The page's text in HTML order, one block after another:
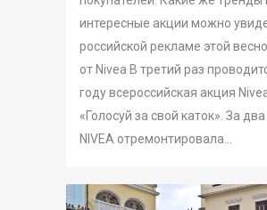
интересные акции можно
российской рекламе этой
от Nivea В третий раз
году всероссийская акция
«Голосуй за свой каток». За
NIVEA отремонтировала...